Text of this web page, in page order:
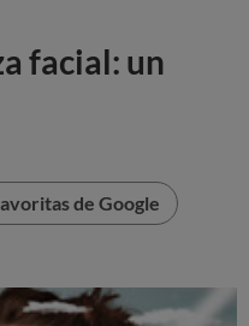
facial: un
de Google